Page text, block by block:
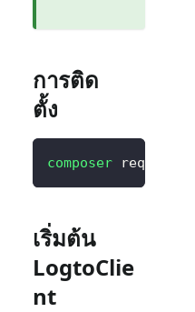
การติด
ตั้ง
composer require
เริ่มต้น
LogtoClie
nt